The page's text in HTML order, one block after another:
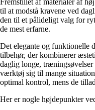
Fremstillet af materialer af
til at modstå kravene ved
den til et pålideligt valg for
de mest erfarne.
Det elegante og funktionelle
tilbehør, der kombinerer
daglig longe, træningsøvelser
værktøj sig til mange
optimal kontrol, mens de
Her er nogle højdepunkter